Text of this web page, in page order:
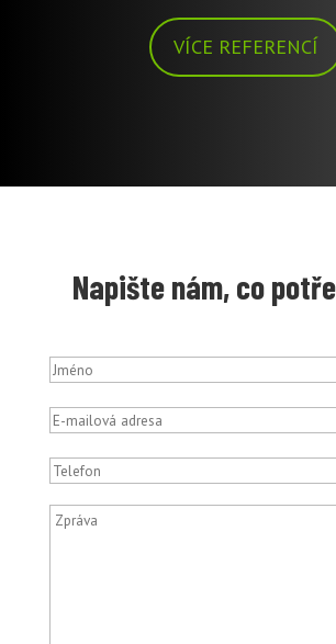
VÍCE REFERENCÍ
Napište nám, co